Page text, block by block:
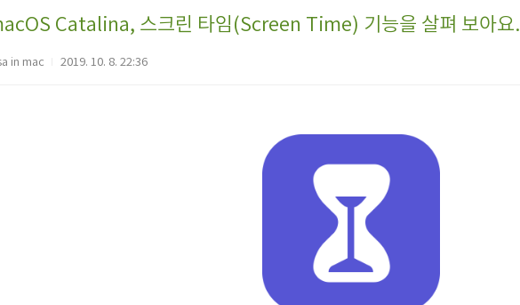
Catalina, 스크린 타임(Screen Time) 기능을 살펴 보아요.
in mac 2019. 10. 8. 22:36